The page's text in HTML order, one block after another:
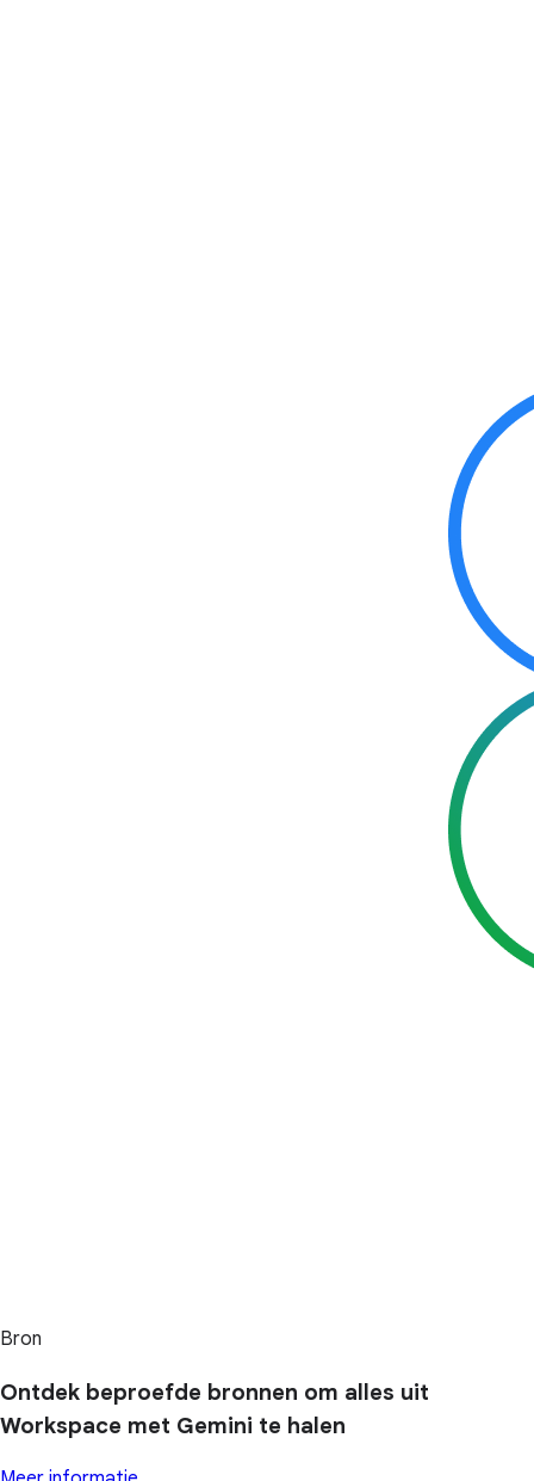
Bron
Ontdek beproefde bronnen om alles uit
Workspace met Gemini te halen